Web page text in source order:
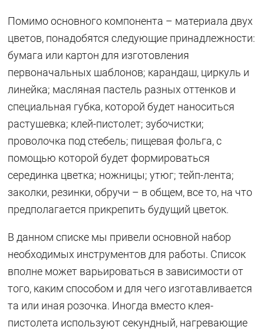
Помимо основного компонента – материала двух
цветов, понадобятся следующие принадлежности:
бумага или картон для изготовления
первоначальных шаблонов; карандаш, циркуль и
линейка; масляная пастель разных оттенков и
специальная губка, которой будет наноситься
растушевка; клей-пистолет; зубочистки;
проволочка под стебель; пищевая фольга, с
помощью которой будет формироваться
серединка цветка; ножницы; утюг; тейп-лента;
заколки, резинки, обручи – в общем, все то, на что
предполагается прикрепить будущий цветок.
В данном списке мы привели основной набор
необходимых инструментов для работы. Список
вполне может варьироваться в зависимости от
того, каким способом и для чего изготавливается
та или иная розочка. Иногда вместо клея-
пистолета используют секундный, нагревающие